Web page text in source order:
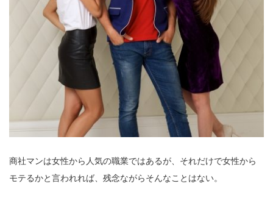
商社マンは女性から人気の職業ではあるが、それだけで女性から
モテるかと言われれば、残念ながらそんなことはない。